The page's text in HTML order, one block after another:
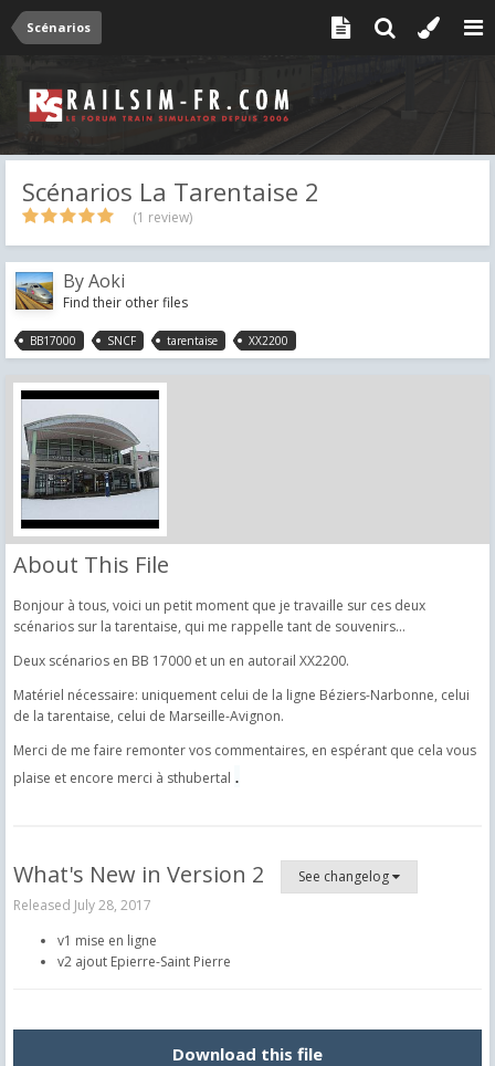
Scénarios
Scénarios La Tarentaise 2
(1 review)
ByAoki
Find their other files
BB17000 SNCF tarentaise XX2200
About This File
Bonjour à tous, voici un petit moment que je travaille sur ces deux
scénarios sur la tarentaise, qui me rappelle tant de souvenirs...
Deux scénarios en BB 17000 et un en autorail XX2200.
Matériel nécessaire: uniquement celui de la ligne Béziers-Narbonne, celui
de la tarentaise, celui de Marseille-Avignon.
Merci de me faire remonter vos commentaires, en espérant que cela vous
plaise et encore merci à sthubertal .
What's New in Version 2
See changelog
Released July 28, 2017
v1 mise en ligne
v2 ajout Epierre-Saint Pierre
Download this file